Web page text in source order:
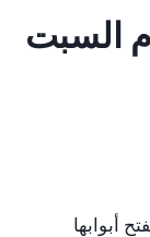
السبت
أبوابها